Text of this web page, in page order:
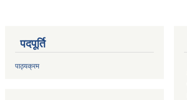
पदपूर्ति
पाठ्यक्रम